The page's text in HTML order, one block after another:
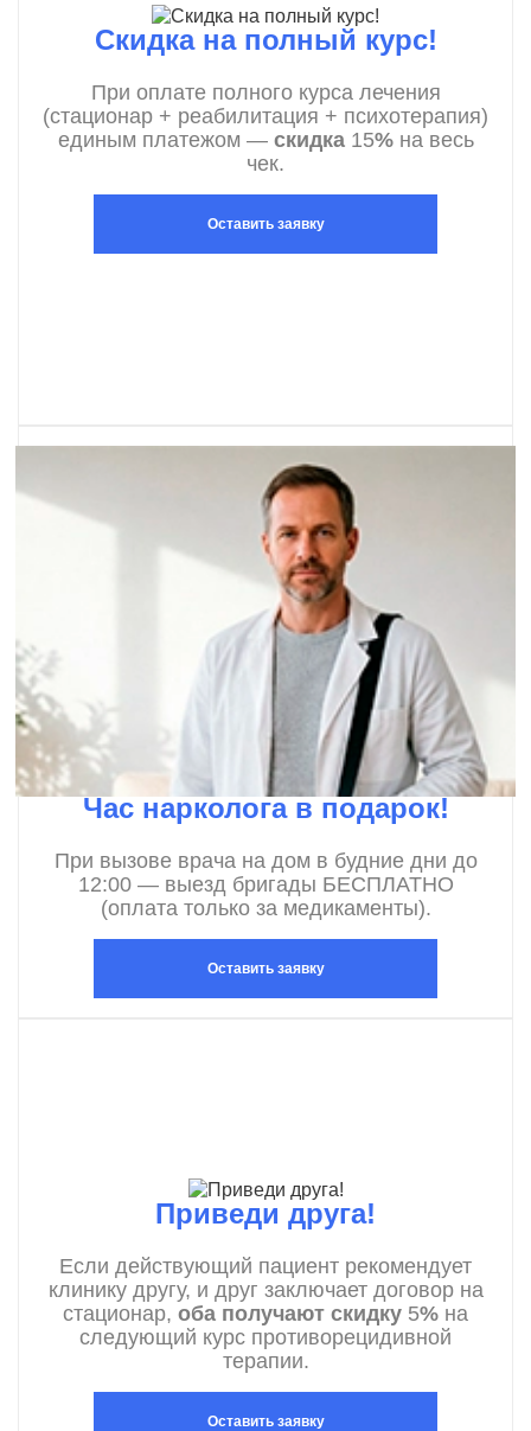
Скидка на полный курс!
При оплате полного курса лечения
(стационар + реабилитация + психотерапия)
единым платежом — скидка 15%на весь
чек.
Оставить заявку
Час нарколога в подарок!
При вызове врача на дом в будние дни до
12:00 — выезд бригады БЕСПЛАТНО
(оплата только за медикаменты).
Оставить заявку
Приведи друга!
Если действующий пациент рекомендует
клинику другу, и друг заключает договор на
стационар, оба получают скидку 5% на
следующий курс противорецидивной
терапии.
Оставить заявку